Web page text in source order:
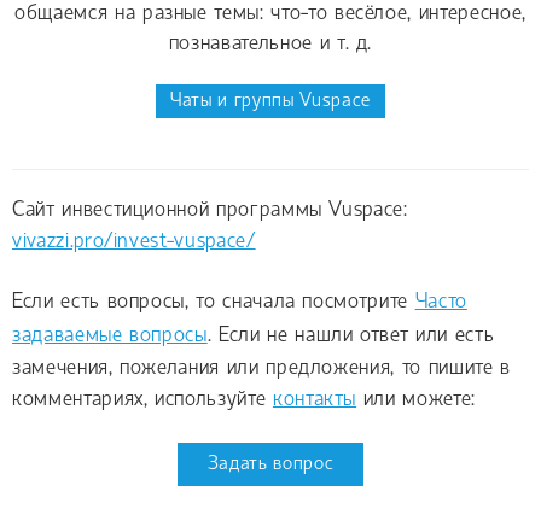
общаемся на разные темы: что-то весёлое, интересное,
познавательное и т. д.
Чаты и группы Vuspace
Сайт инвестиционной программы Vuspace:
vivazzi.pro/invest-vuspace/
Если есть вопросы, то сначала посмотрите Часто
задаваемые вопросы. Если не нашли ответ или есть
замечения, пожелания или предложения, то пишите в
комментариях, используйте контакты или можете:
Задать вопрос